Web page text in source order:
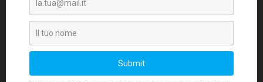
dividere ciò di cui non si può assolutamente
fare a meno da ciò che si vorrebbe avere "on
" e da ciò che è del tutto inutile. Non è il
numero di funzionalità che conta, infatti, ma
quanto esse sono realmente utili.